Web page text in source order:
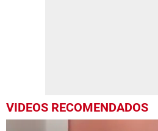
VIDEOS RECOMENDADOS